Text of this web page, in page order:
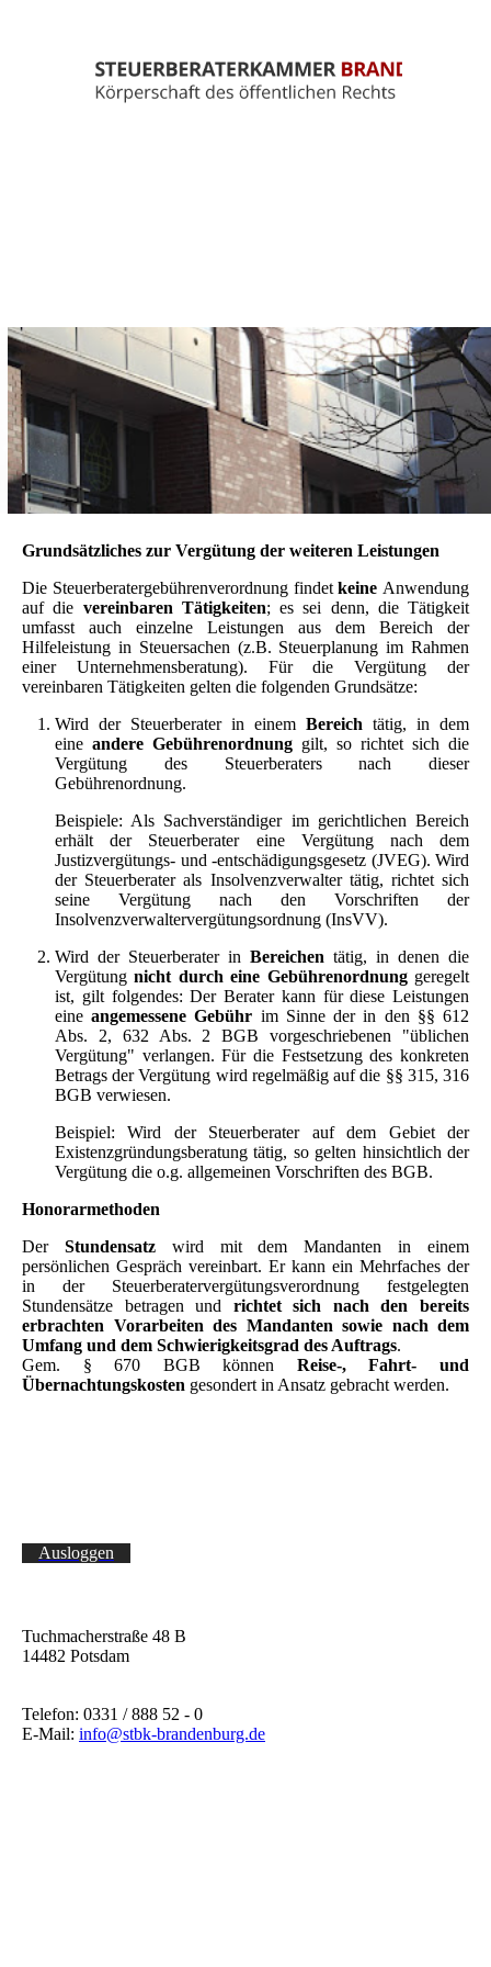
Grundsätzliches zur Vergütung der weiteren Leistungen
Die Steuerberatergebührenverordnung findetkeine Anwendung
auf die vereinbaren Tätigkeiten; es sei denn, die Tätigkeit
umfasst auch einzelne Leistungen aus dem Bereich der
Hilfeleistung in Steuersachen (z.B. Steuerplanung im Rahmen
einer Unternehmensberatung). Für die Vergütung der
vereinbaren Tätigkeiten gelten die folgenden Grundsätze:
Wird der Steuerberater in einem Bereich tätig, in dem
eine andere Gebührenordnung gilt, so richtet sich die
Vergütung des Steuerberaters nach dieser
Gebührenordnung.
Beispiele: Als Sachverständiger im gerichtlichen Bereich
erhält der Steuerberater eine Vergütung nach dem
Justizvergütungs- und -entschädigungsgesetz (JVEG). Wird
der Steuerberater als Insolvenzverwalter tätig, richtet sich
seine Vergütung nach den Vorschriften der
Insolvenzverwaltervergütungsordnung (InsVV).
Wird der Steuerberater in Bereichen tätig, in denen die
Vergütungnicht durch eine Gebührenordnung geregelt
ist, gilt folgendes: Der Berater kann für diese Leistungen
eineangemessene Gebühr im Sinne der in den §§ 612
Abs. 2, 632 Abs. 2 BGB vorgeschriebenen "üblichen
Vergütung" verlangen. Für die Festsetzung des konkreten
Betrags der Vergütung wird regelmäßig auf die §§ 315, 316
BGB verwiesen.
Beispiel: Wird der Steuerberater auf dem Gebiet der
Existenzgründungsberatung tätig, so gelten hinsichtlich der
Vergütung die o.g. allgemeinen Vorschriften des BGB.
Honorarmethoden
Der Stundensatz wird mit dem Mandanten in einem
persönlichen Gespräch vereinbart. Er kann ein Mehrfaches der
in der Steuerberatervergütungsverordnung festgelegten
Stundensätze betragen und richtet sich nach den bereits
erbrachten Vorarbeiten des Mandanten sowie nach dem
Umfang und dem Schwierigkeitsgrad des Auftrags.
Gem. § 670 BGB können Reise-, Fahrt- und
Übernachtungskosten gesondert in Ansatz gebracht werden.
Ausloggen
Tuchmacherstraße 48 B
14482 Potsdam
Telefon: 0331 / 888 52 - 0
E-Mail: info@stbk-brandenburg.de